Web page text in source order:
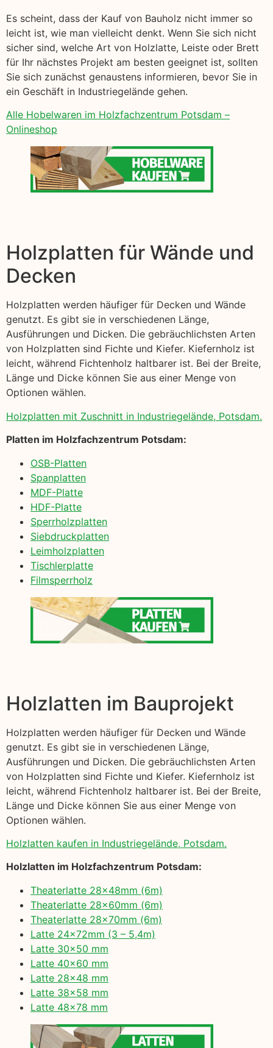
Es scheint, dass der Kauf von Bauholz nicht immer so
leicht ist, wie man vielleicht denkt. Wenn Sie sich nicht
sicher sind, welche Art von Holzlatte, Leiste oder Brett
für Ihr nächstes Projekt am besten geeignet ist, sollten
Sie sich zunächst genaustens informieren, bevor Sie in
ein Geschäft in Industriegelände gehen.
Alle Hobelwaren im Holzfachzentrum Potsdam –
Onlineshop
Holzplatten für Wände und
Decken
Holzplatten werden häufiger für Decken und Wände
genutzt. Es gibt sie in verschiedenen Länge,
Ausführungen und Dicken. Die gebräuchlichsten Arten
von Holzplatten sind Fichte und Kiefer. Kiefernholz ist
leicht, während Fichtenholz haltbarer ist. Bei der Breite,
Länge und Dicke können Sie aus einer Menge von
Optionen wählen.
Holzplatten mit Zuschnitt in Industriegelände, Potsdam.
Platten im Holzfachzentrum Potsdam:
OSB-Platten
Spanplatten
MDF-Platte
HDF-Platte
Sperrholzplatten
Siebdruckplatten
Leimholzplatten
Tischlerplatte
Filmsperrholz
Holzlatten im Bauprojekt
Holzplatten werden häufiger für Decken und Wände
genutzt. Es gibt sie in verschiedenen Länge,
Ausführungen und Dicken. Die gebräuchlichsten Arten
von Holzplatten sind Fichte und Kiefer. Kiefernholz ist
leicht, während Fichtenholz haltbarer ist. Bei der Breite,
Länge und Dicke können Sie aus einer Menge von
Optionen wählen.
Holzlatten kaufen in Industriegelände, Potsdam.
Holzlatten im Holzfachzentrum Potsdam:
Theaterlatte 28x48mm (6m)
Theaterlatte 28x60mm (6m)
Theaterlatte 28x70mm (6m)
Latte 24x72mm (3 – 5,4m)
Latte 30×50 mm
Latte 40×60 mm
Latte 28×48 mm
Latte 38×58 mm
Latte 48×78 mm